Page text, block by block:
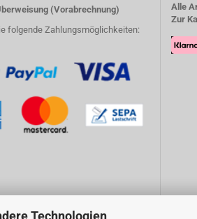
Technologien
(Vorabrechnung)
folgende Zahlungsmöglichkeiten:
Alle
Zur